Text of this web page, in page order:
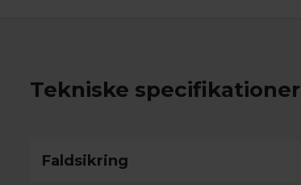
Tekniske specifikationer
Faldsikring